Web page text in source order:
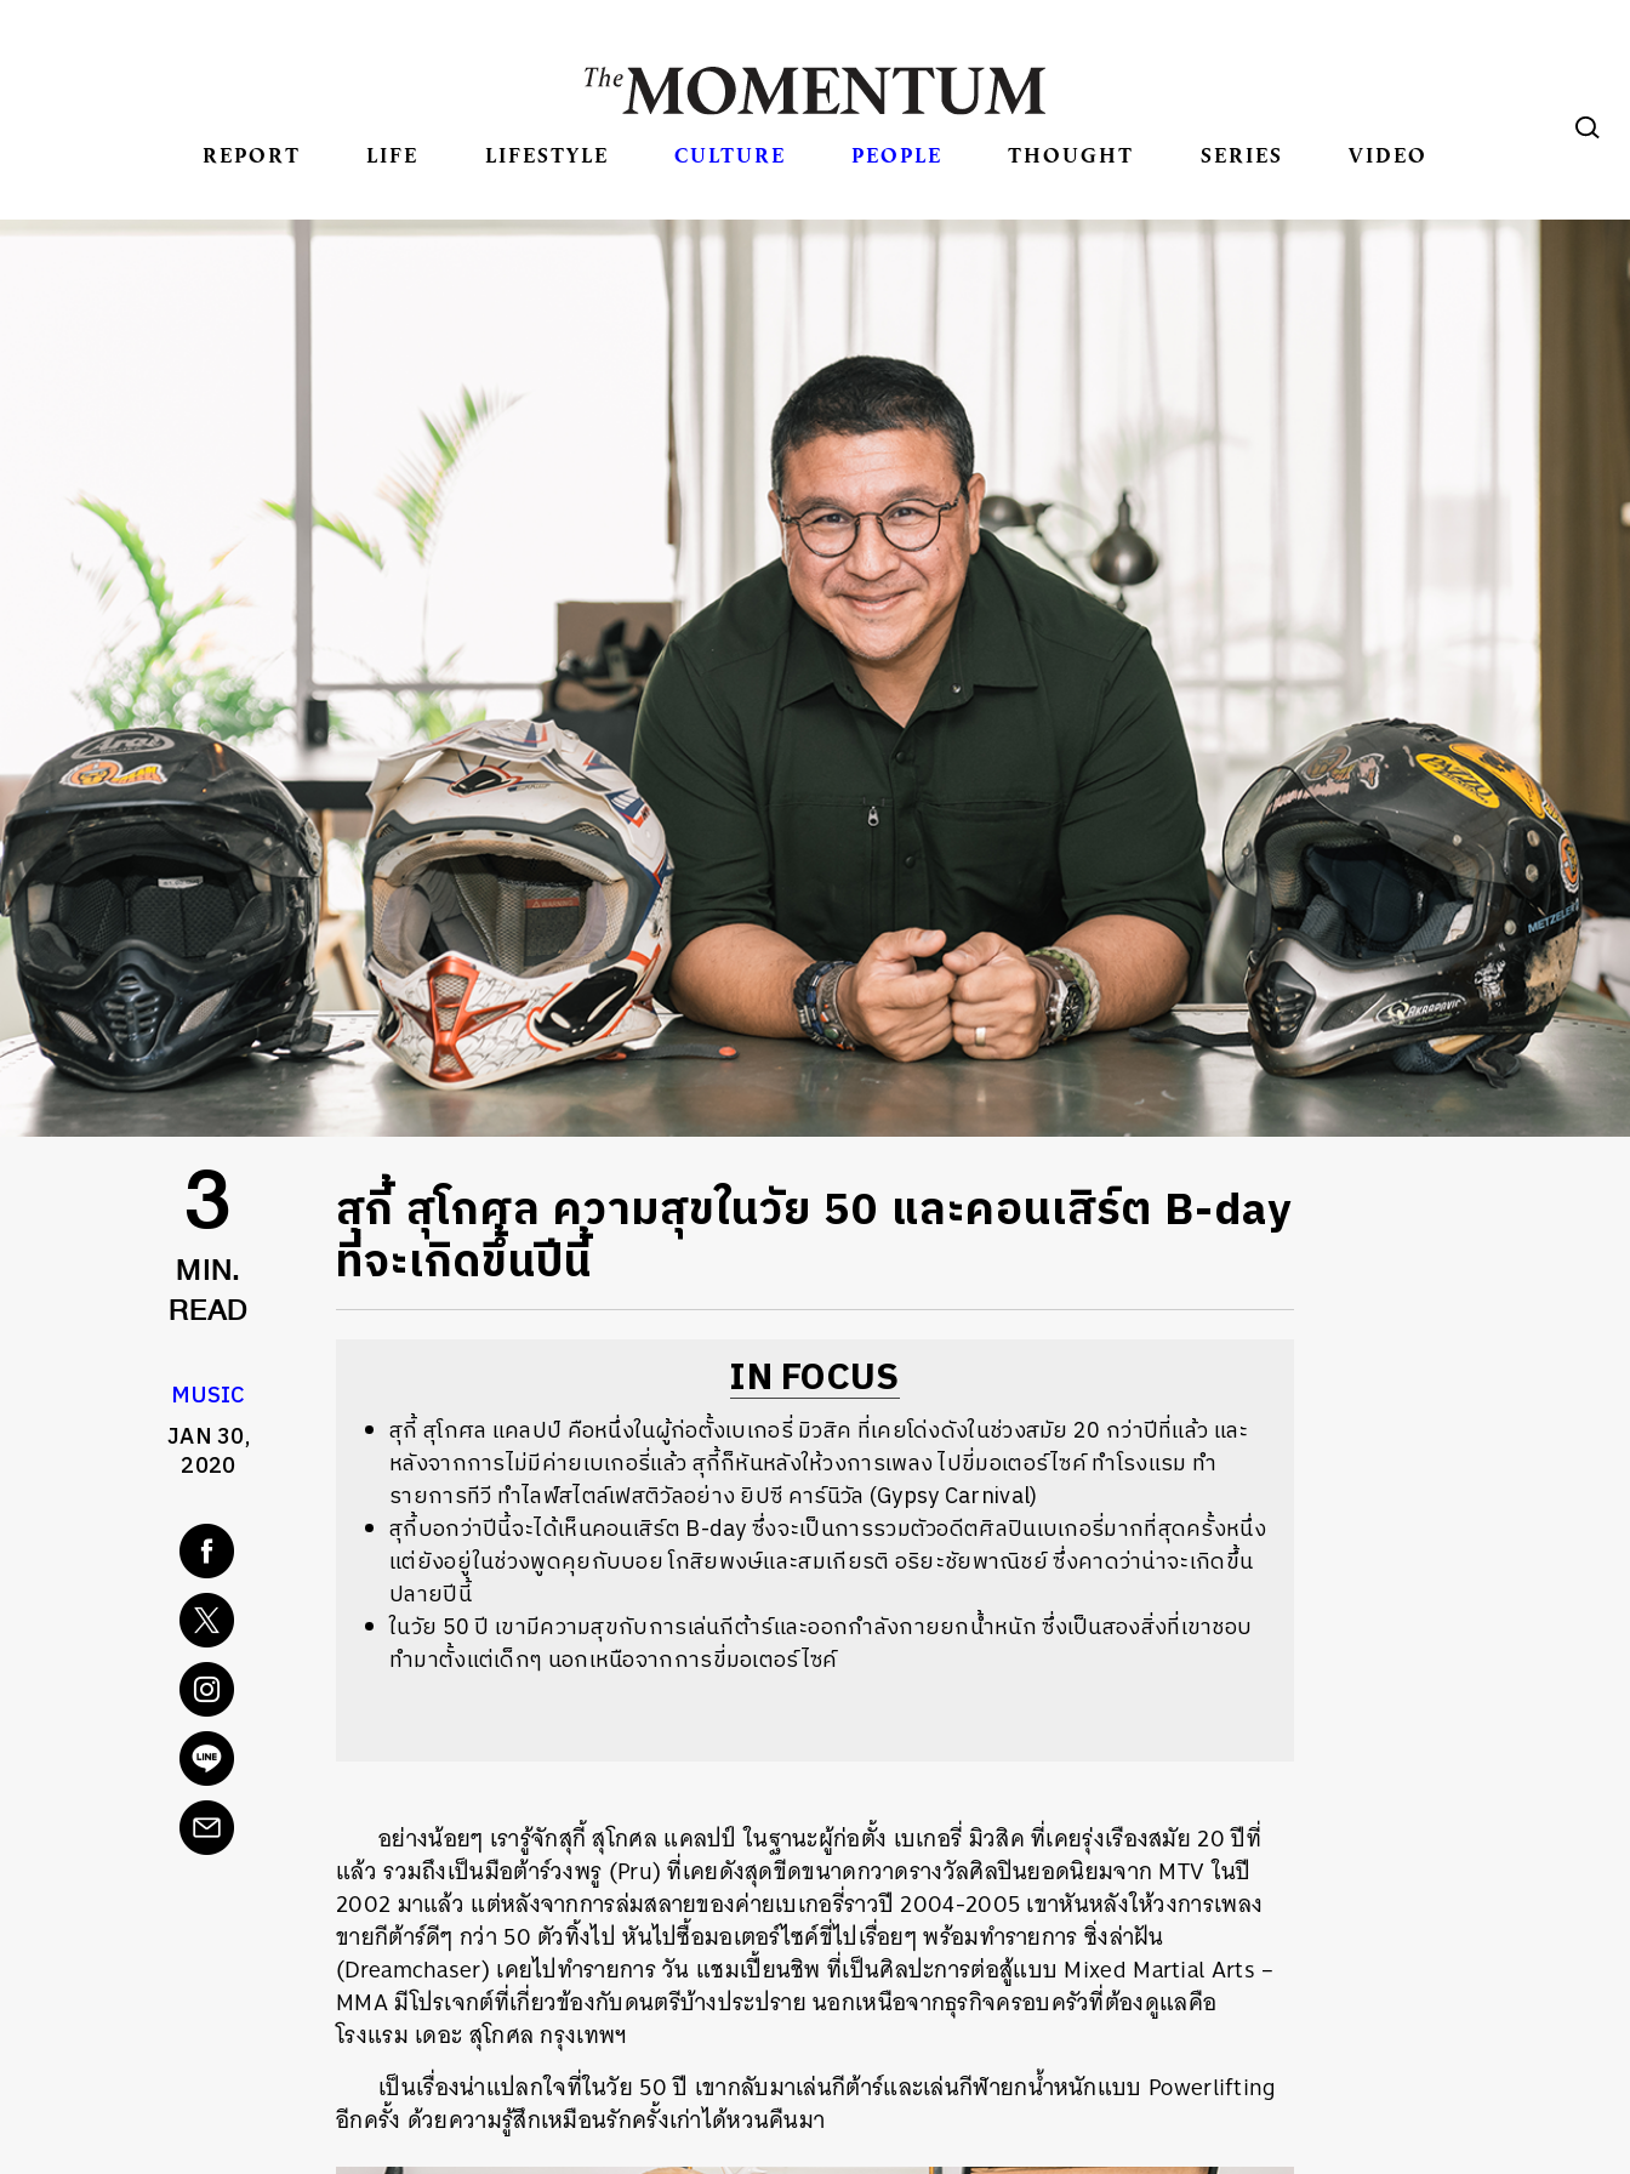
REPORT LIFE LIFESTYLE CULTURE PEOPLE THOUGHT SERIES VIDEO
3
MIN.
READ
MUSIC
JAN 30,
2020
สุกี้ สุโกศล ความสุขในวัย 50 และคอนเสิร์ต B-day
ที่จะเกิดขึ้นปีนี้
IN FOCUS
สุกี้ สุโกศล แคลปป์ คือหนึ่งในผู้ก่อตั้งเบเกอรี่ มิวสิค ที่เคยโด่งดังในช่วงสมัย 20 กว่าปีที่แล้ว และ
หลังจากการไม่มีค่ายเบเกอรี่แล้ว สุกี้ก็หันหลังให้วงการเพลง ไปขี่มอเตอร์ไซค์ ทำโรงแรม ทำ
รายการทีวี ทำไลฟ์สไตล์เฟสติวัลอย่าง ยิปซี คาร์นิวัล (Gypsy Carnival)
สุกี้บอกว่าปีนี้จะได้เห็นคอนเสิร์ต B-day ซึ่งจะเป็นการรวมตัวอดีตศิลปินเบเกอรี่มากที่สุดครั้งหนึ่ง
แต่ยังอยู่ในช่วงพูดคุยกับบอย โกสิยพงษ์และสมเกียรติ อริยะชัยพาณิชย์ ซึ่งคาดว่าน่าจะเกิดขึ้น
ปลายปีนี้
ในวัย 50 ปี เขามีความสุขกับการเล่นกีต้าร์และออกกำลังกายยกน้ำหนัก ซึ่งเป็นสองสิ่งที่เขาชอบ
ทำมาตั้งแต่เด็กๆ นอกเหนือจากการขี่มอเตอร์ไซค์
อย่างน้อยๆ เรารู้จักสุกี้ สุโกศล แคลปป์ ในฐานะผู้ก่อตั้ง เบเกอรี่ มิวสิค ที่เคยรุ่งเรืองสมัย 20 ปีที่
แล้ว รวมถึงเป็นมือต้าร์วงพรู (Pru) ที่เคยดังสุดขีดขนาดกวาดรางวัลศิลปินยอดนิยมจาก MTV ในปี
2002 มาแล้ว แต่หลังจากการล่มสลายของค่ายเบเกอรี่ราวปี 2004-2005 เขาหันหลังให้วงการเพลง
ขายกีต้าร์ดีๆ กว่า 50 ตัวทิ้งไป หันไปซื้อมอเตอร์ไซค์ขี่ไปเรื่อยๆ พร้อมทำรายการ ซิ่งล่าฝัน
(Dreamchaser) เคยไปทำรายการวัน แชมเปี้ยนชิพ ที่เป็นศิลปะการต่อสู้แบบ Mixed Martial Arts –
MMAมีโปรเจกต์ที่เกี่ยวข้องกับดนตรีบ้างประปราย นอกเหนือจากธุรกิจครอบครัวที่ต้องดูแลคือ
โรงแรม เดอะ สุโกศล กรุงเทพฯ
เป็นเรื่องน่าแปลกใจที่ในวัย 50 ปี เขากลับมาเล่นกีต้าร์และเล่นกีฬายกน้ำหนักแบบ Powerlifting
อีกครั้ง ด้วยความรู้สึกเหมือนรักครั้งเก่าได้หวนคืนมา